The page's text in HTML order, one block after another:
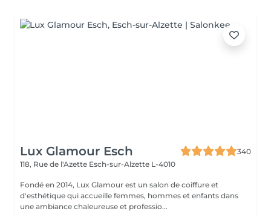
Lux Glamour Esch
340
118, Rue de l'Azette Esch-sur-Alzette L-4010
Fondé en 2014, Lux Glamour est un salon de coiffure et
d'esthétique qui accueille femmes, hommes et enfants dans
une ambiance chaleureuse et professio...